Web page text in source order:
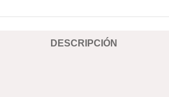
DESCRIPCIÓN